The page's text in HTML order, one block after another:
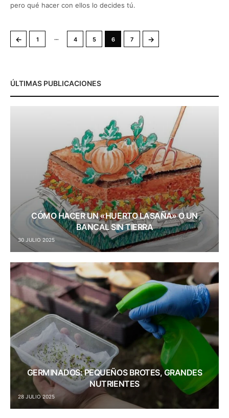
pero qué hacer con ellos lo decides tú.
← 1 … 4 5 6 7 →
ÚLTIMAS PUBLICACIONES
CÓMO HACER UN «HUERTO LASAÑA» O UN
BANCAL SIN TIERRA
30 JULIO 2025
GERMINADOS: PEQUEÑOS BROTES, GRANDES
NUTRIENTES
28 JULIO 2025